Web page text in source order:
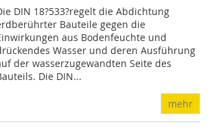
DIN 18?533?regelt die Abdichtung
Bauteile gegen die
aus Bodenfeuchte und
Wasser und deren Ausführung
der wasserzugewandten Seite des
Die DIN...
mehr